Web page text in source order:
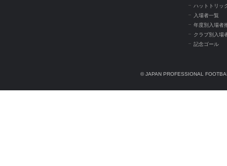
ハットトリッ
入場者一覧
年度別入場者
クラブ別入場
記念ゴール
© JAPAN PROFESSIONAL